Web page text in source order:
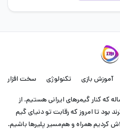
آموزش بازی تکنولوژی سخت افزار
ایران موجو، بیش از ۱۰ ساله که کنار گیمرهای ایرانی هستیم. از
بود تا امروز که رقابت تو دنیای گیم
کردیم همراه و هم‌مسیر پلیرها باشیم.